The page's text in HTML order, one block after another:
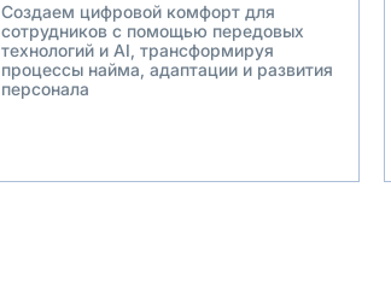
Создаем цифровой комфорт для
сотрудников с помощью передовых
технологий и AI, трансформируя
процессы найма, адаптации и развития
персонала